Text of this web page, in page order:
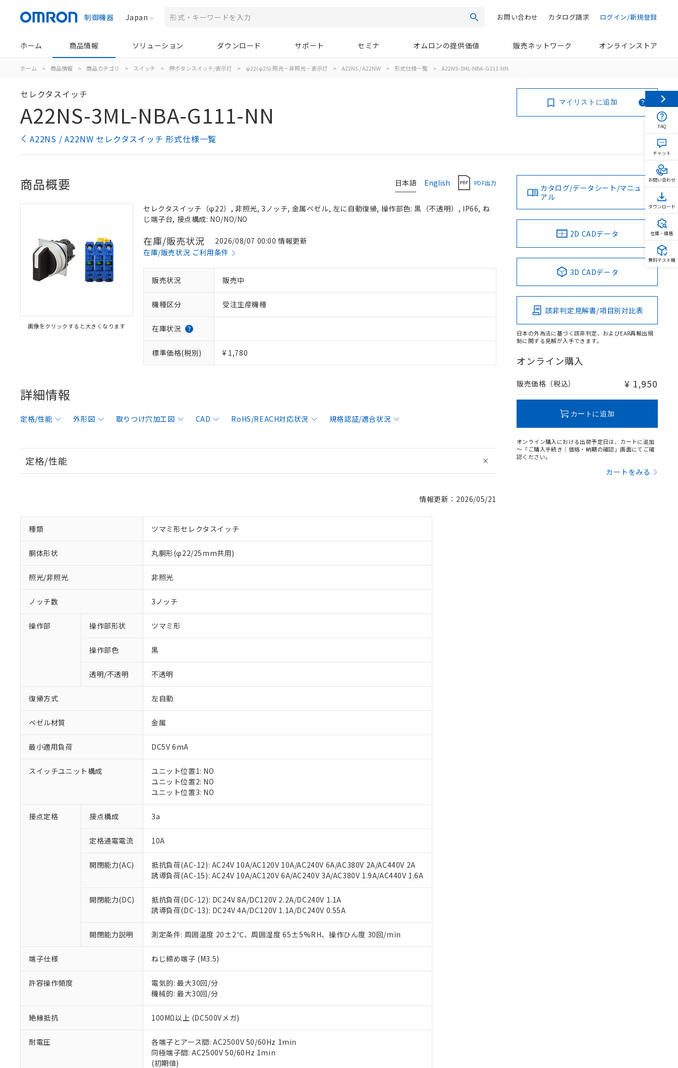
制御機器 Japan 検索 ログイン/新規登録
カタログ請求
お問い合わせ
ホーム 商品情報 ソリューション ダウンロード サポート セミナ オムロンの提供価値 販売ネットワーク オンラインストア
ホーム > 商品情報 > 商品カテゴリ > スイッチ > 押ボタンスイッチ/表示灯 > φ22(φ25):照光・非照光・表示灯 > A22NS / A22NW > 形式仕様一覧 > A22NS-3ML-NBA-G111-NN
セレクタスイッチ
A22NS-3ML-NBA-G111-NN
A22NS / A22NW セレクタスイッチ 形式仕様一覧
マイリストに追加
日本語 English PDF出力
商品概要
画像をクリックすると大きくなります
セレクタスイッチ（φ22）, 非照光, 3ノッチ, 金属ベゼル, 左に自動復帰, 操作部色: 黒（不透明）, IP66, ね
じ端子台, 接点構成: NO/NO/NO
在庫/販売状況
2026/08/07 00:00 情報更新
在庫/販売状況 ご利用条件
販売状況 販売中
機種区分 受注生産機種
在庫状況
標準価格(税別) ¥ 1,780
詳細情報
定格/性能 外形図 取りつけ穴加工図 CAD RoHS/REACH対応状況 規格認証/適合状況
定格/性能
情報更新：2026/05/21
種類 ツマミ形セレクタスイッチ
胴体形状 丸胴形(φ22/25mm共用)
照光/非照光 非照光
ノッチ数 3ノッチ
操作部 操作部形状 ツマミ形
操作部色 黒
透明/不透明 不透明
復帰方式 左自動
ベゼル材質 金属
最小適用負荷 DC5V 6mA
スイッチユニット構成
ユニット位置1: NO
ユニット位置2: NO
ユニット位置3: NO
接点定格 接点構成 3a
定格通電電流 10A
開閉能力(AC)
抵抗負荷(AC-12): AC24V 10A/AC120V 10A/AC240V 6A/AC380V 2A/AC440V 2A
誘導負荷(AC-15): AC24V 10A/AC120V 6A/AC240V 3A/AC380V 1.9A/AC440V 1.6A
開閉能力(DC)
抵抗負荷(DC-12): DC24V 8A/DC120V 2.2A/DC240V 1.1A
誘導負荷(DC-13): DC24V 4A/DC120V 1.1A/DC240V 0.55A
開閉能力説明 測定条件: 周囲温度 20±2℃、周囲湿度 65±5%RH、操作ひん度 30回/min
端子仕様 ねじ締め端子 (M3.5)
許容操作頻度
電気的: 最大30回/分
機械的: 最大30回/分
絶縁抵抗 100MΩ以上 (DC500Vメガ)
耐電圧
各端子とアース間: AC2500V 50/60Hz 1min
同極端子間: AC2500V 50/60Hz 1min
(初期値)
カタログ/データシート/マニュ
アル
2D CADデータ
3D CADデータ
該非判定見解書/項目別対比表
日本の外為法に基づく該非判定、およびEAR再輸出規
制に関する見解が入手できます。
オンライン購入
販売価格（税込） ¥ 1,950
カートに追加
オンライン購入における出荷予定日は、カートに追加
～「ご購入手続き：価格・納期の確認」画面にてご確
認ください。
カートをみる
以下の条件をお読みいただき、同意のうえご利用ください。
本サービスは、当社制御機器事業取扱商品の当社在庫状況および標準価格(税抜)を提供させていただ
くものです。
当社制御機器事業取扱商品の中には、本サービスの対象外となる商品もあることをご了承ください。
のであり、閲覧された時点での実際の在庫および標準価格とは異なる場合があることをご了承くださ
い。
正式な納期状況および標準価格はお客様のお取引先、またはお客様担当のオムロン制御機器販売店・
当社販売員にご相談ください。
オムロン制御機器販売店や当社販売拠点は「販売ネットワーク
」をご確認ください。
在庫状況および標準価格結果を当社の事前の承諾なく第三者に漏洩または開示しないようお願いしま
マイパーツ機能（部品リスト作成サービス）をご利用いただくには、I-Webメンバーズにご登録され
ている必要があります。
お客様が当ウェブサイト上で当社にご登録された部品リストについて、当社および当社の共同利用者
さい。
※当社の共同利用者とは、"個人情報の共同利用に関して"
の「1.共同利用者の範囲」に記載されて
いる法人を指します。
※1 対応状況
対応済み：EU RoHS指令（10物質）の非含有に対応した製品が提供可能な商品です。
対応予定：EU RoHS指令（10物質）の非含有に対応した製品に切り替える予定のある商品です。
対応予定なし：EU RoHS指令（10物質）の非含有に非対応の商品で、対応品を出す予定はありません。
仕入先様の事情により、非含有部品としていたものが、含有品と判明した場合などやむを得ず変更すること
があります。
*EU RoHS指令（10物質）：
鉛(Pb) 1000ppm以下、 水銀(Hg) 1000ppm以下、 カドミウム(Cd) 100ppm以下、
六価クロム(Cr(Ⅵ)) 1000ppm以下、ポリ臭化ビフェニル類(PBB) 1000ppm以下、ポリ臭化ジフェニルエーテル類(PBDE) 1000ppm以下、
但し、RoHS指令で産業用監視および制御機器に対する適用除外項目は除く。
フタル酸エステル類の４物質については閾値を超える意図的な使用がないことを確認しています。
※2 対応予定月
部品在庫の切り替え状況などにより、予定月が前後することがあります。
※3 非含有証明書ダウンロード
下記の非含有証明書をダウンロードすることができます。
EU RoHS指令（10物質）の非含有証明書
51物質の非含有証明書（当社基準）
※本証明書は発行日時点で非含有を証明するもので、過去に遡って非含有を証明するものではありません。
※1 中国RoHS○×表
「－」：未確認です。当社販売部門へお問い合わせください。
*中国RoHS10物質の基準値 (GB/T26572)：
Pb(鉛) :1000ppm、 Hg(水銀) : 1000ppm、 Cd(カドミウム) : 100ppm、
Cr(Ⅵ)(六価クロム) : 1000ppm、 PBBs(ポリ臭化ビフェニル類) : 1000ppm、 PBDEs(ポリ臭化ジフェニルエーテル類) : 1000ppm、
DBP(フタル酸ジブチル) : 1000ppm、 DIBP(フタル酸ジイソブチル) : 1000ppm、 BBP(フタル酸ブチルベンジル) : 1000ppm、
DEHP(フタル酸ビス(2-エチルヘキシル)) : 1000ppm
※2 環境保護使用期限
「ｅ」：有害物質（10物質）のすべてが基準値以下であることを示します。
「10」：通常の使用状況下において有害物質が外部に漏えいし、環境に深刻な影響を及ぼさない年数を意
味します。
当社は、これら貴社製品のうち、外国為替および外国貿易法に定める商品（以下｢規制貨物等」とい
う）を輸出または国外への提供する場合は、日本国政府の輸出許可(または役務取引許可)を取得する
当社は規制貨物を破棄する場合は、完全に破砕するなど、違法に輸出されないよう必要な手段を講じ
ます。
当社は貴社製品を、核兵器、ミサイル、化学兵器、生物兵器またはその他武器並びにこれらの製造装
当社は、貴社製品を第三者に販売する場合は、上記1、2および3の内容を当該第三者に通知します。
また当社は、販売先および販売に係わる関係者が違法に輸出するおそれがある場合は、取り引きをい
たしません。
記
号
説明
○ 一定数以上の在庫あり
△ 一定数には満たないが在庫あり
－
在庫なし(最新の在庫状況については、お客様のお取引先、またはお客様担当のオムロン制御
機器販売店・当社販売員にご確認ください)
空
白
受注生産機種、また在庫状況の情報を公開していない機種
FAQ
チャット
お問い合わせ
ダウンロード
在庫・価格
無料テスト機